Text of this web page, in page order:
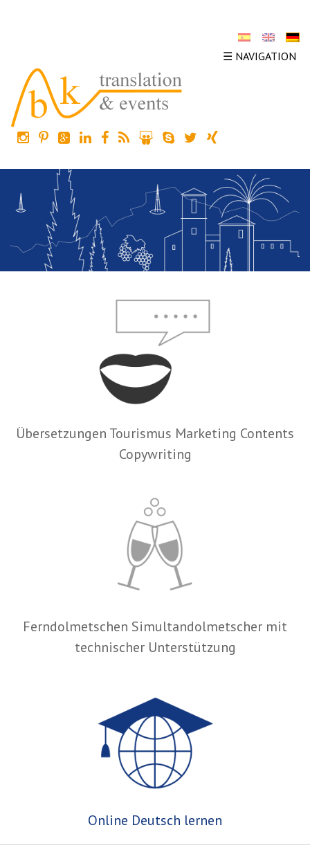
☰ NAVIGATION
Übersetzungen Tourismus Marketing Contents
Copywriting
Ferndolmetschen Simultandolmetscher mit
technischer Unterstützung
Online Deutsch lernen